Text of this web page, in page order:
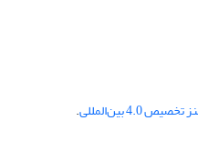
4.0 بین‌المللی .